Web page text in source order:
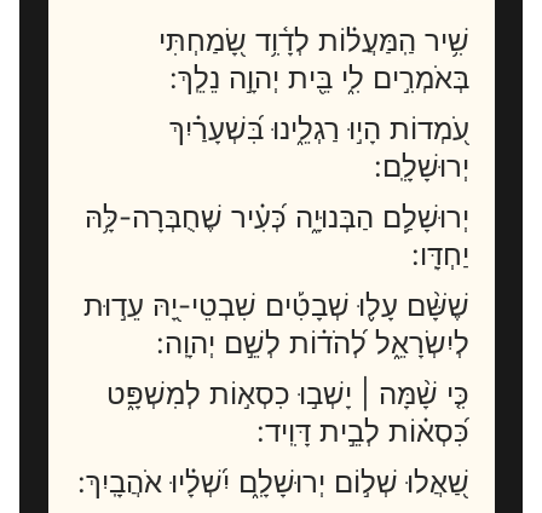
שִׁ֥יר הַֽמַּעֲל֗וֹת לְדָ֫וִ֥ד שָׂ֭מַחְתִּי
בְּאֹמְרִ֣ים לִ֑י בֵּ֖ית יְהוָ֣ה נֵלֵֽךְ:
עֹ֭מְדוֹת הָי֣וּ רַגְלֵ֑ינוּ בִּ֝שְׁעָרַ֗יִךְ
יְרוּשָׁלִָֽם:
יְרוּשָׁלִַ֥ם הַבְּנוּיָ֑ה כְּ֝עִ֗יר שֶׁחֻבְּרָה-לָּ֥הּ
יַחְדָּֽו:
שֶׁשָּׁ֨ם עָל֪וּ שְׁבָטִ֡ים שִׁבְטֵי-יָ֭הּ עֵד֣וּת
לְיִשְׂרָאֵ֑ל לְ֝הֹד֗וֹת לְשֵׁ֣ם יְהוָֽה:
כִּ֤י שָׁ֨מָּה | יָשְׁב֣וּ כִסְא֣וֹת לְמִשְׁפָּ֑ט
כִּ֝סְא֗וֹת לְבֵ֣ית דָּוִֽיד:
שַׁ֭אֲלוּ שְׁל֣וֹם יְרוּשָׁלִָ֑ם יִ֝שְׁלָ֗יוּ אֹהֲבָֽיִךְ: